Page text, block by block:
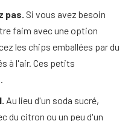
pas. Si vous avez besoin
faim avec une option
les chips emballées par du
à l'air. Ces petits
Au lieu d'un soda sucré,
du citron ou un peu d'un